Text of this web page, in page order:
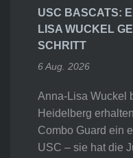
USC BASCATS:
LISA WUCKEL
SCHRITT
6 Aug. 2026
Anna-Lisa Wuckel
Heidelberg
Combo Guard ein
USC – sie hat die